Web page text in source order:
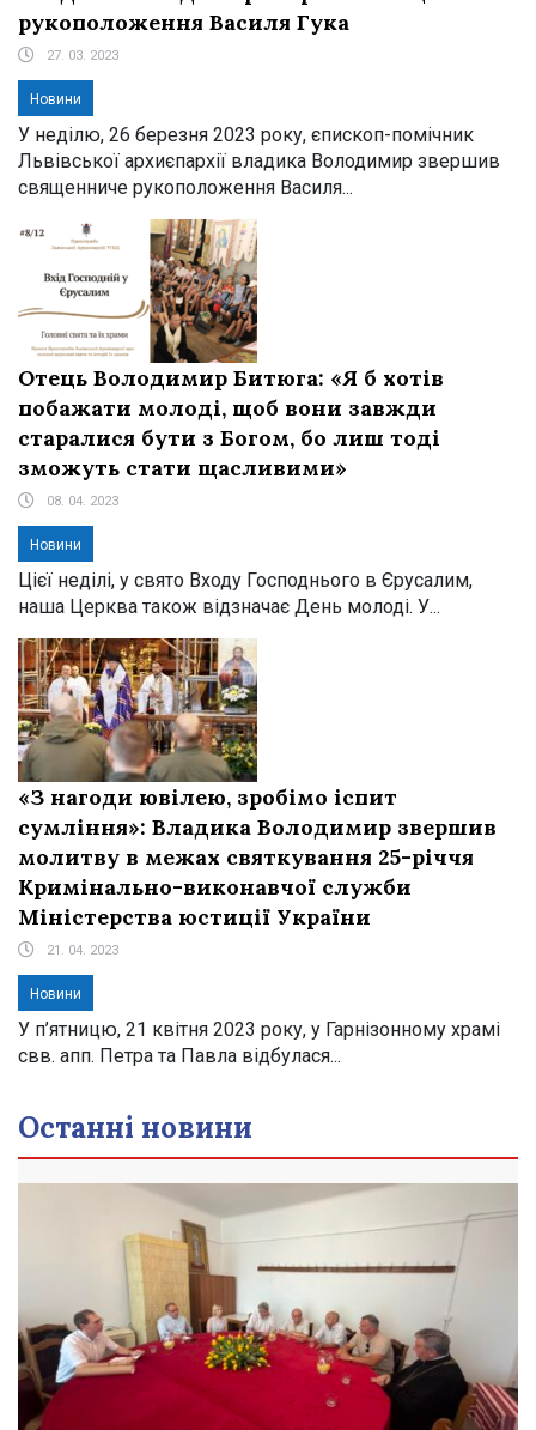
рукоположення Василя Гука
27. 03. 2023
Новини
У неділю, 26 березня 2023 року, єпископ-помічник
Львівської архиєпархії владика Володимир звершив
священниче рукоположення Василя...
Отець Володимир Битюга: «Я б хотів
побажати молоді, щоб вони завжди
старалися бути з Богом, бо лиш тоді
зможуть стати щасливими»
08. 04. 2023
Новини
Цієї неділі, у свято Входу Господнього в Єрусалим,
наша Церква також відзначає День молоді. У...
«З нагоди ювілею, зробімо іспит
сумління»: Владика Володимир звершив
молитву в межах святкування 25-річчя
Кримінально-виконавчої служби
Міністерства юстиції України
21. 04. 2023
Новини
У п’ятницю, 21 квітня 2023 року, у Гарнізонному храмі
свв. апп. Петра та Павла відбулася...
Останні новини